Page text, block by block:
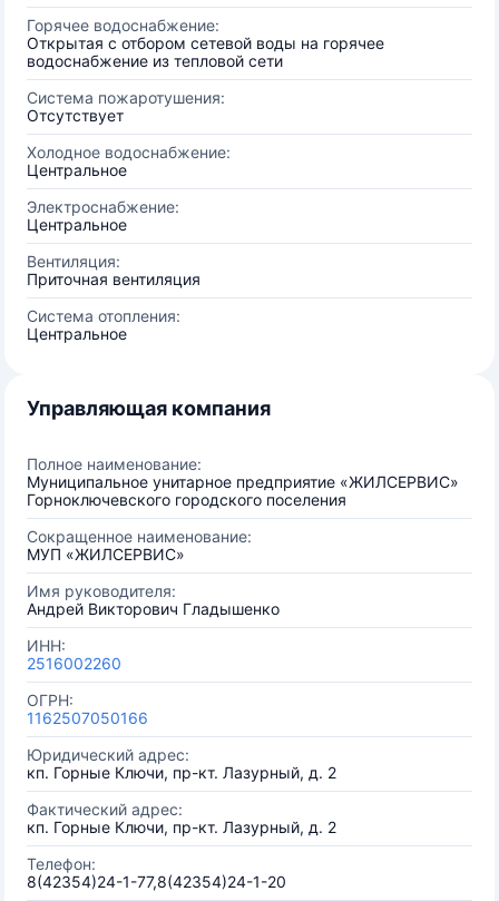
Горячее водоснабжение:
Открытая с отбором сетевой воды на горячее
водоснабжение из тепловой сети
Система пожаротушения:
Отсутствует
Холодное водоснабжение:
Центральное
Электроснабжение:
Центральное
Вентиляция:
Приточная вентиляция
Система отопления:
Центральное
Управляющая компания
Полное наименование:
Муниципальное унитарное предприятие «ЖИЛСЕРВИС»
Горноключевского городского поселения
Сокращенное наименование:
МУП «ЖИЛСЕРВИС»
Имя руководителя:
Андрей Викторович Гладышенко
ИНН:
2516002260
ОГРН:
1162507050166
Юридический адрес:
кп. Горные Ключи, пр-кт. Лазурный, д. 2
Фактический адрес:
кп. Горные Ключи, пр-кт. Лазурный, д. 2
Телефон:
8(42354)24-1-77,8(42354)24-1-20